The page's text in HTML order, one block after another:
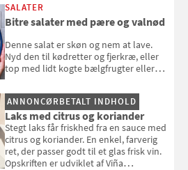
SALATER
Bitre salater med pære og valnød
Denne salat er skøn og nem at lave.
Nyd den til kødretter og fjerkræ, eller
top med lidt kogte bælgfrugter eller
selvstændigt måltid. Opskriften er fra
Louisa Lorangs kogebog "Salat".
ANNONCØRBETALT INDHOLD
Laks med citrus og koriander
Stegt laks får friskhed fra en sauce med
citrus og koriander. En enkel, farverig
ret, der passer godt til et glas frisk vin.
Opskriften er udviklet af Viña